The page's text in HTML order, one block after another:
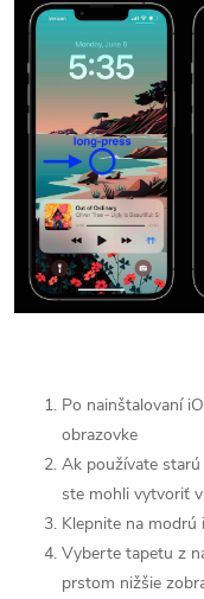
Po nainštalovaní
obrazovke
Ak používate
ste mohli vytvoriť
Klepnite na
Vyberte tapetu z
prstom nižšie